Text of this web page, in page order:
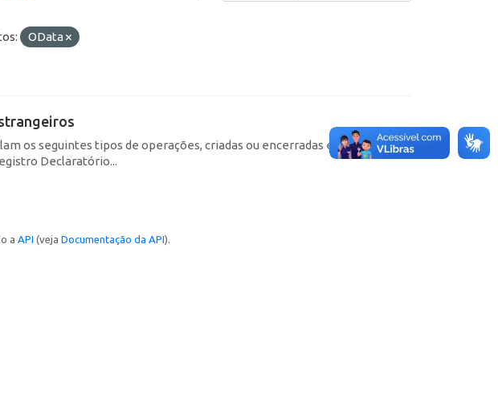
OData
os seguintes tipos de operações, criadas ou encerradas em cada
Declaratório...
a API (veja Documentação da API).